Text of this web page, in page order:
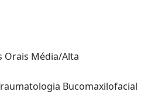
Orais Média/Alta
Bucomaxilofacial